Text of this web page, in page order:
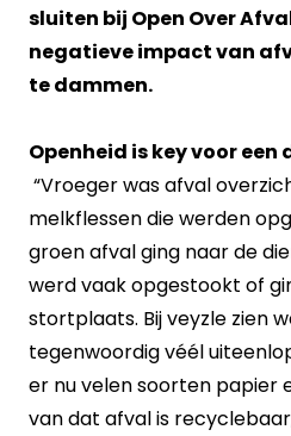
sluiten bij Open Over
negatieve impact van
te dammen.
Openheid is key voor
“Vroeger was afval
melkflessen die werden
groen afval ging naar de
werd vaak opgestookt of
stortplaats. Bij veyzle zien
tegenwoordig véél
er nu velen soorten papier
van dat afval is